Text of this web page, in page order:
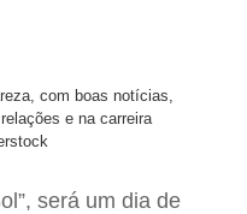
com boas notícias,
e na carreira
será um dia de